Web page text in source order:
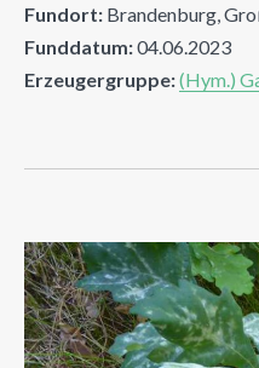
Fundort: Brandenburg,
Funddatum:04.06.2023
Erzeugergruppe:(Hym.)